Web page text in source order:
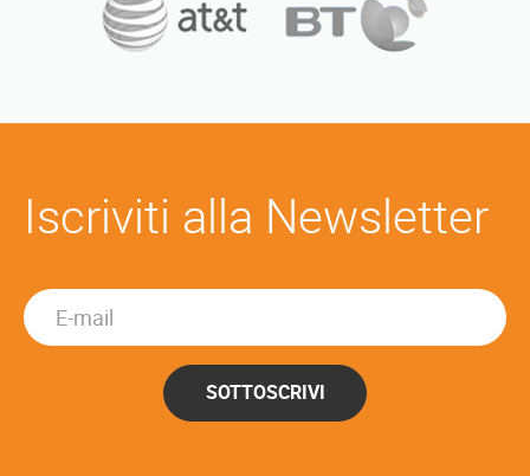
Iscriviti alla Newsletter
SOTTOSCRIVI